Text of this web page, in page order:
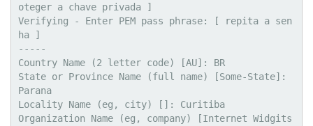
oteger a chave privada ]
Verifying - Enter PEM pass phrase: [ repita a sen
ha ]
-----
Country Name (2 letter code) [AU]: BR
State or Province Name (full name) [Some-State]:
Parana
Locality Name (eg, city) []: Curitiba
Organization Name (eg, company) [Internet Widgits